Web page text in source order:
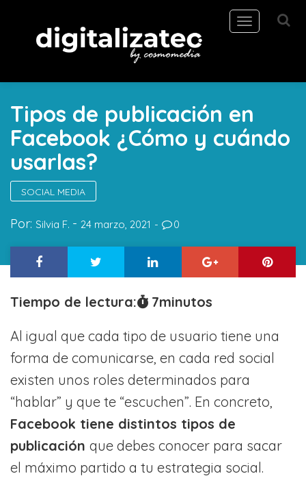
Toggle
navigation
Tipos de publicación en
Facebook ¿Cómo y cuándo
usarlas?
SOCIAL MEDIA
Por: Silvia F. 24 marzo, 2021 0
Tiempo de lectura: 7minutos
Al igual que cada tipo de usuario tiene una
forma de comunicarse, en cada red social
existen unos roles determinados para
“hablar” y que te “escuchen”. En concreto,
Facebook tiene distintos tipos de
publicación que debes conocer para sacar
el máximo partido a tu estrategia social.